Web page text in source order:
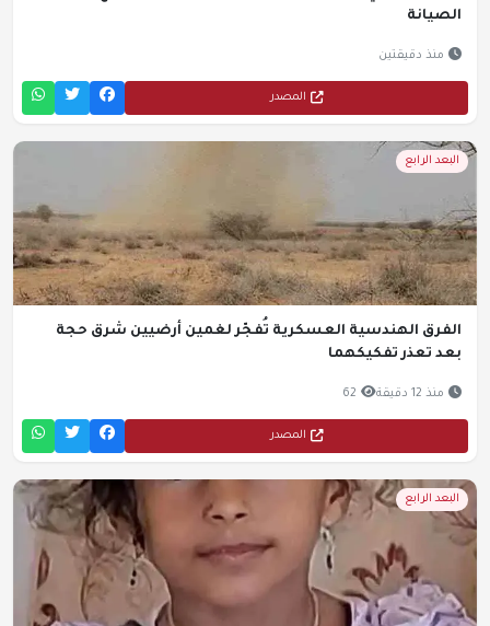
الصيانة
منذ دقيقتين
المصدر
البعد الرابع
الفرق الهندسية العسكرية تُفجّر لغمين أرضيين شرق حجة
بعد تعذر تفكيكهما
منذ 12 دقيقة 62
المصدر
البعد الرابع